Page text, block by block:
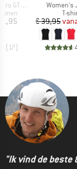
Mid
( 17)
Artikel
Women's
T-
€ 39,95
"Ik vind de